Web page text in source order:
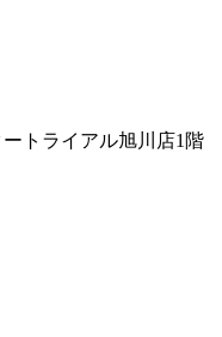
トライアル旭川店1階